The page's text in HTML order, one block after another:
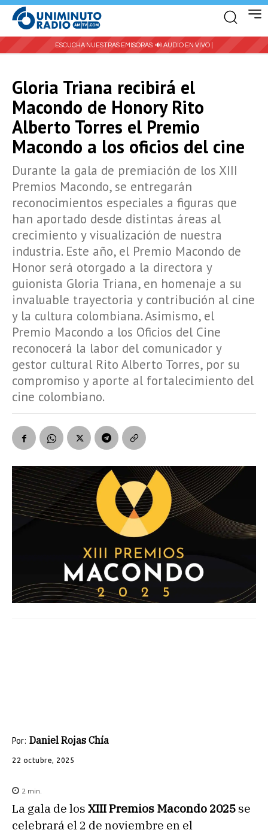
ESCUCHA NUESTRAS EMISORAS: 🔊 AUDIO EN VIVO |
Gloria Triana recibirá el
Macondo de Honory Rito
Alberto Torres el Premio
Macondo a los oficios del cine
Durante la gala de premiación de los XIII
Premios Macondo, se entregarán
reconocimientos especiales a figuras que
han aportado desde distintas áreas al
crecimiento y visualización de nuestra
industria. Este año, el Premio Macondo de
Honor será otorgado a la directora y
guionista Gloria Triana, en homenaje a su
invaluable trayectoria y contribución al cine
y la cultura colombiana. Asimismo, el
Premio Macondo a los Oficios del Cine
reconocerá la labor del comunicador y
gestor cultural Rito Alberto Torres, por su
compromiso y aporte al fortalecimiento del
cine colombiano.
Por: Daniel Rojas Chía
22 octubre, 2025
2 min.
La gala de los XIII Premios Macondo 2025 se
celebrará el 2 de noviembre en el